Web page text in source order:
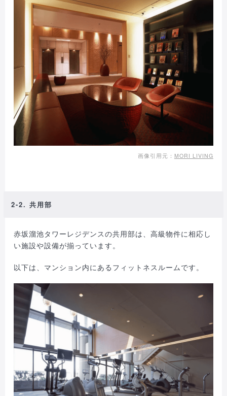
画像引用元： MORI LIVING
2-2. 共用部
赤坂溜池タワーレジデンスの共用部は、高級物件に相応し
い施設や設備が揃っています。
以下は、マンション内にあるフィットネスルームです。